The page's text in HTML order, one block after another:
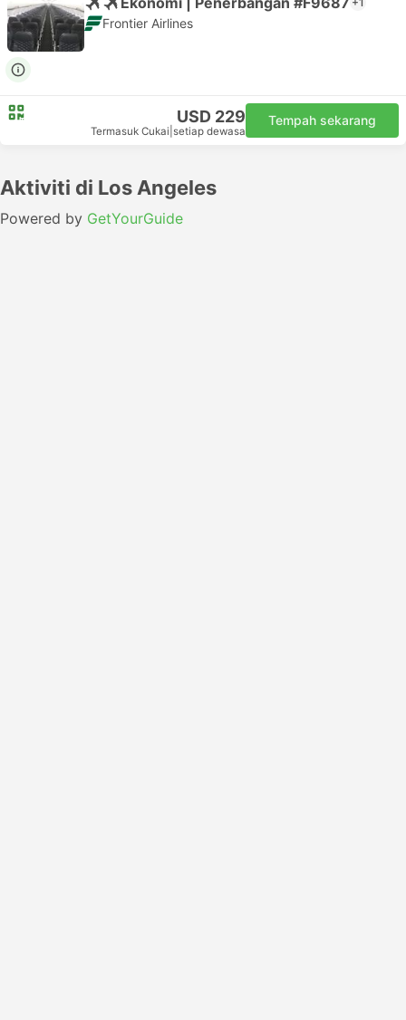
Frontier Airlines
USD 229
Termasuk Cukai setiap dewasa
Tempah sekarang
Aktiviti di Los Angeles
Powered by GetYourGuide